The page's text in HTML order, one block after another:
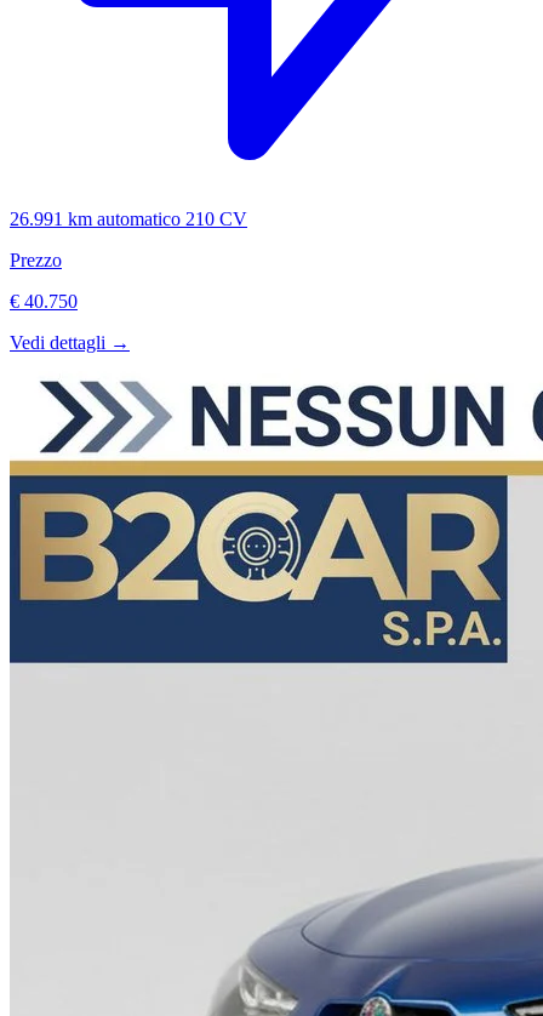
26.991 km automatico 210 CV
Prezzo
€ 40.750
Vedi dettagli →